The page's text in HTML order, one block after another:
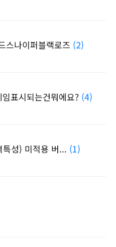
스나이퍼블랙로즈 (2)
표시되는건뭐에요? (4)
성) 미적용 버... (1)